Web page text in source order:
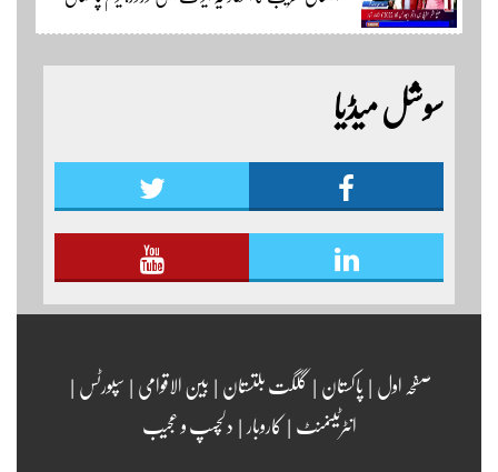
اور جشن بہاراں کی مناسبت سے ٹائیگر اسپورٹس کلب
کے زیر اہتمام منعقدہ کیا جا رہا ہے۔ سجاد حسین نمائندہ شگر
مزید اپڈیٹس دیکھنے کے لئے ہمارے یوٹیوب چینل لنکسوشل میڈیا
صفحہ اول|پاکستان|گلگت بلتستان|بین الاقوامی|سپورٹس|
انٹرٹینمنٹ|کاروبار|دلچسپ و عجیب